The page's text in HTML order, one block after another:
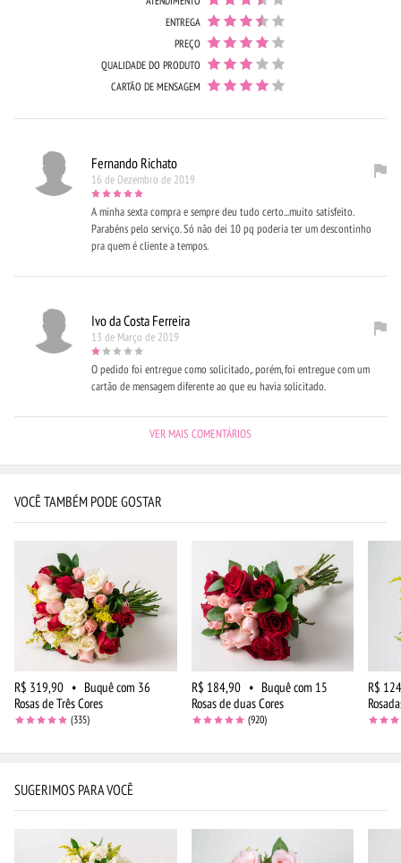
ENTREGA
PREÇO
QUALIDADE DO PRODUTO
CARTÃO DE MENSAGEM
Fernando Richato
16 de Dezembro de 2019
A minha sexta compra e sempre deu tudo certo...muito satisfeito.
Parabéns pelo serviço. Só não dei 10 pq poderia ter um descontinho
pra quem é cliente a tempos.
Ivo da Costa Ferreira
13 de Março de 2019
O pedido foi entregue como solicitado,. porém, foi entregue com um
cartão de mensagem diferente ao que eu havia solicitado.
VER MAIS COMENTÁRIOS
VOCÊ TAMBÉM PODE GOSTAR
R$ 319,90 • Buquê com 36
Rosas de Três Cores
(335)
R$ 184,90 • Buquê com 15
Rosas de duas Cores
(920)
R$
SUGERIMOS PARA VOCÊ